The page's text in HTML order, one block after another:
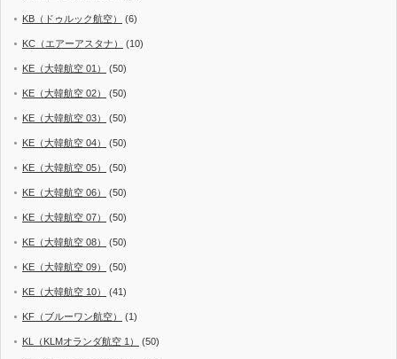
KB（ドゥルック航空） (6)
KC（エアーアスタナ） (10)
KE（大韓航空 01） (50)
KE（大韓航空 02） (50)
KE（大韓航空 03） (50)
KE（大韓航空 04） (50)
KE（大韓航空 05） (50)
KE（大韓航空 06） (50)
KE（大韓航空 07） (50)
KE（大韓航空 08） (50)
KE（大韓航空 09） (50)
KE（大韓航空 10） (41)
KF（ブルーワン航空） (1)
KL（KLMオランダ航空 1） (50)